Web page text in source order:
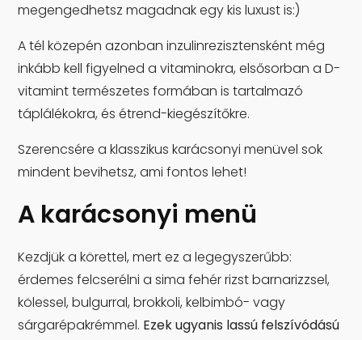
megengedhetsz magadnak egy kis luxust is:)
A tél közepén azonban inzulinrezisztensként még
inkább kell figyelned a vitaminokra, elsősorban a D-
vitamint természetes formában is tartalmazó
táplálékokra, és étrend-kiegészítőkre.
Szerencsére a klasszikus karácsonyi menüvel sok
mindent bevihetsz, ami fontos lehet!
A karácsonyi menü
Kezdjük a körettel, mert ez a legegyszerűbb:
érdemes felcserélni a sima fehér rizst barnarizzsel,
kölessel, bulgurral, brokkoli, kelbimbó- vagy
sárgarépakrémmel. Ezek ugyanis lassú felszívódású